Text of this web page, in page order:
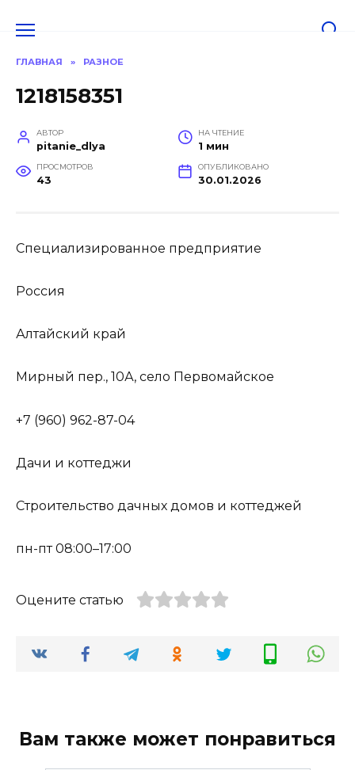
ГЛАВНАЯ » РАЗНОЕ
1218158351
АВТОР
pitanie_dlya
НА ЧТЕНИЕ
1 мин
ПРОСМОТРОВ
43
ОПУБЛИКОВАНО
30.01.2026
Специализированное предприятие
Россия
Алтайский край
Мирный пер., 10А, село Первомайское
+7 (960) 962-87-04
Дачи и коттеджи
Строительство дачных домов и коттеджей
пн-пт 08:00–17:00
Оцените статью
Вам также может понравиться